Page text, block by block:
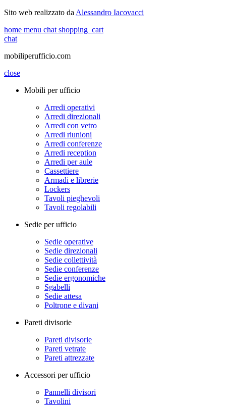
Sito web realizzato da Alessandro Iacovacci
home menu chat shopping_cart
chat
mobiliperufficio.com
close
Mobili per ufficio
Arredi operativi
Arredi direzionali
Arredi con vetro
Arredi riunioni
Arredi conferenze
Arredi reception
Arredi per aule
Cassettiere
Armadi e librerie
Lockers
Tavoli pieghevoli
Tavoli regolabili
Sedie per ufficio
Sedie operative
Sedie direzionali
Sedie collettività
Sedie conferenze
Sedie ergonomiche
Sgabelli
Sedie attesa
Poltrone e divani
Pareti divisorie
Pareti divisorie
Pareti vetrate
Pareti attrezzate
Accessori per ufficio
Pannelli divisori
Tavolini